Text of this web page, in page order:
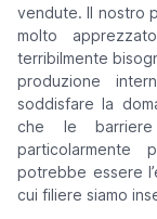
vendute. Il nostro
molto
terribilmente
produzione
soddisfare la
che le
particolarmente
potrebbe essere
cui filiere siamo